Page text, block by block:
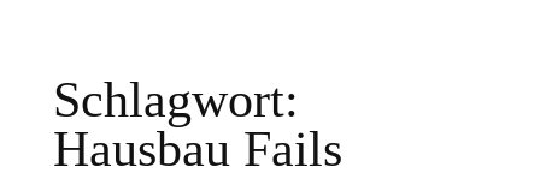
Schlagwort:
Hausbau Fails